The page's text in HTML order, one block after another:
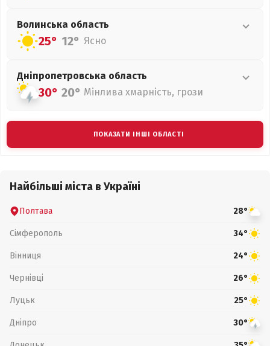
Волинська область
25° 12° Ясно
Дніпропетровська область
30° 20° Мінлива хмарність, грози
ПОКАЗАТИ ІНШІ ОБЛАСТІ
Найбільші міста в Україні
Полтава 28°
Сімферополь 34°
Вінниця 24°
Чернівці 26°
Луцьк 25°
Дніпро 30°